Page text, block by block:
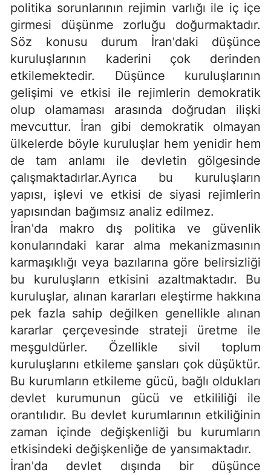
politika sorunlarının rejimin varlığı ile iç içe
girmesi düşünme zorluğu doğurmaktadır.
Söz konusu durum İran'daki düşünce
kuruluşlarının kaderini çok derinden
etkilemektedir. Düşünce kuruluşlarının
gelişimi ve etkisi ile rejimlerin demokratik
olup olamaması arasında doğrudan ilişki
mevcuttur. İran gibi demokratik olmayan
ülkelerde böyle kuruluşlar hem yenidir hem
de tam anlamı ile devletin gölgesinde
çalışmaktadırlar.Ayrıca bu kuruluşların
yapısı, işlevi ve etkisi de siyasi rejimlerin
yapısından bağımsız analiz edilmez.
İran'da makro dış politika ve güvenlik
konularındaki karar alma mekanizmasının
karmaşıklığı veya bazılarına göre belirsizliği
bu kuruluşların etkisini azaltmaktadır. Bu
kuruluşlar, alınan kararları eleştirme hakkına
pek fazla sahip değilken genellikle alınan
kararlar çerçevesinde strateji üretme ile
meşguldürler. Özellikle sivil toplum
kuruluşlarını etkileme şansları çok düşüktür.
Bu kurumların etkileme gücü, bağlı oldukları
devlet kurumunun gücü ve etkililiği ile
orantılıdır. Bu devlet kurumlarının etkiliğinin
zaman içinde değişkenliği bu kurumların
etkisindeki değişkenliğe de yansımaktadır.
İran'da devlet dışında bir düşünce